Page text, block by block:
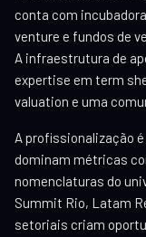
conta com
venture e fundos de
A infraestrutura de
expertise em term
valuation e uma
A profissionalização
dominam métricas
nomenclaturas do
Summit Rio, Latam
setoriais criam